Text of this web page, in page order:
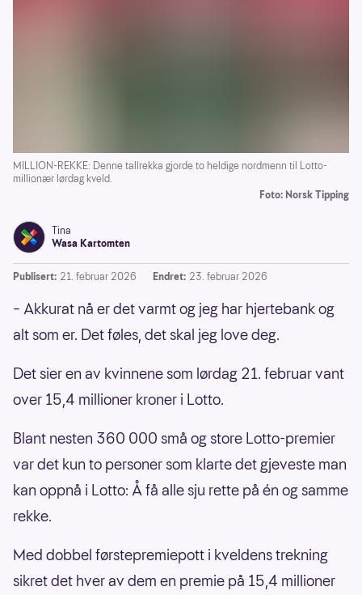
MILLION-REKKE: Denne tallrekka gjorde to heldige nordmenn til Lotto-
millionær lørdag kveld.
Foto: Norsk Tipping
Tina
Wasa Kartomten
Publisert: 21. februar 2026 Endret: 23. februar 2026
– Akkurat nå er det varmt og jeg har hjertebank og
alt som er. Det føles, det skal jeg love deg.
Det sier en av kvinnene som lørdag 21. februar vant
over 15,4 millioner kroner i Lotto.
Blant nesten 360 000 små og store Lotto-premier
var det kun to personer som klarte det gjeveste man
kan oppnå i Lotto: Å få alle sju rette på én og samme
rekke.
Med dobbel førstepremiepott i kveldens trekning
sikret det hver av dem en premie på 15,4 millioner